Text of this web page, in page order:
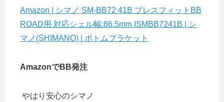
Amazon | シマノ SM-BB72 41B プレスフィットBB
ROAD用 対応シェル幅:86.5mm ISMBB7241B | シ
マノ(SHIMANO) | ボトムブラケット
AmazonでBB発注
やはり安心のシマノ